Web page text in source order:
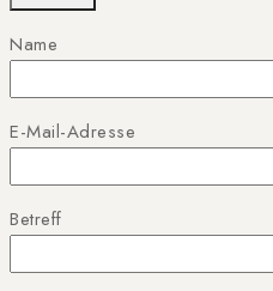
Name
E-Mail-Adresse
Betreff